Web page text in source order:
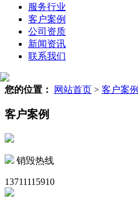
服务行业
客户案例
公司资质
新闻资讯
联系我们
您的位置： 网站首页 > 客户案例
客户案例
销毁热线
13711115910